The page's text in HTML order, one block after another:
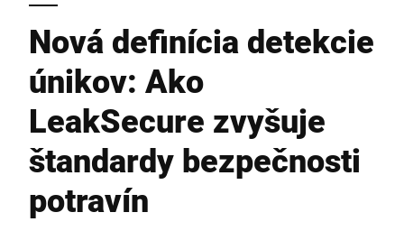
Referencia
Servis
Spoločnosť
Amerika
Ázia
Austrália
Nová definícia detekcie
únikov: Ako
LeakSecure zvyšuje
štandardy bezpečnosti
potravín